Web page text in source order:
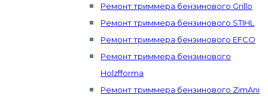
Ремонт триммера бензинового Grillo
Ремонт триммера бензинового STIHL
Ремонт триммера бензинового EFCO
Ремонт триммера бензинового
Holzfforma
Ремонт триммера бензинового ZimAni